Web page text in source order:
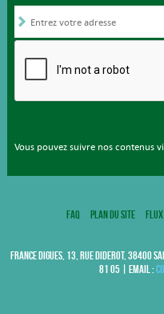
Vous pouvez suivre nos contenus
FAQ Plan du site Flux
FRANCE DIGUES, 13, RUE DIDEROT, 38400
81 05 | EMAIL :